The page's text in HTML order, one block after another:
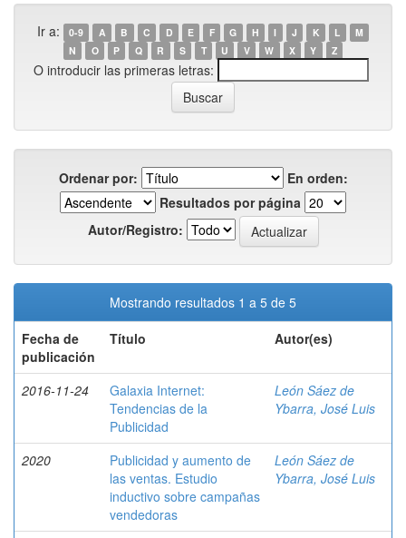
Ir a: 0-9 A B C D E F G H I J K L
M
N
O P Q R S T U V W X Y Z
O introducir las primeras letras:
Ordenar por:
En orden:
Resultados por página
Autor/Registro:
Mostrando resultados 1 a 5 de 5
Fecha de
publicación
Título Autor(es)
2016-11-24
Galaxia Internet:
Tendencias de la
Publicidad
León Sáez de
Ybarra, José Luis
2020
Publicidad y aumento de
las ventas. Estudio
inductivo sobre campañas
vendedoras
León Sáez de
Ybarra, José Luis